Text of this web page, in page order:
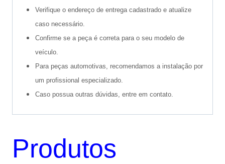
Verifique o endereço de entrega cadastrado e atualize
caso necessário.
Confirme se a peça é correta para o seu modelo de
veículo.
Para peças automotivas, recomendamos a instalação por
um profissional especializado.
Caso possua outras dúvidas, entre em contato.
Produtos